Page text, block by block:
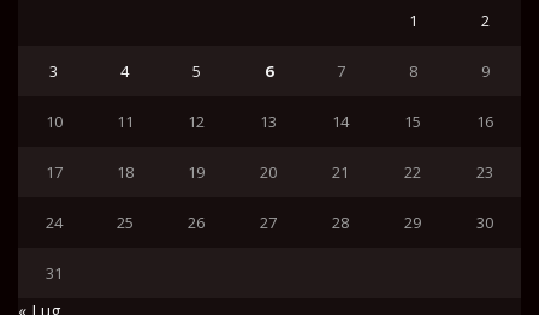
1 2
3 4 5 6 7 8 9
10 11 12 13 14 15 16
17 18 19 20 21 22 23
24 25 26 27 28 29 30
31
« Lug